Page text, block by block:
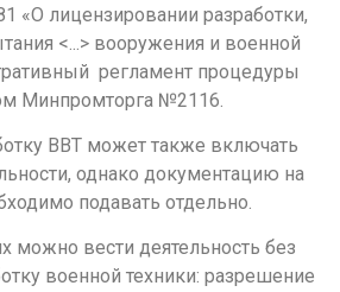
«О лицензировании разработки,
<...> вооружения и военной
регламент процедуры
Минпромторга №2116.
ВВТ может также включать
однако документацию на
подавать отдельно.
можно вести деятельность без
военной техники: разрешение